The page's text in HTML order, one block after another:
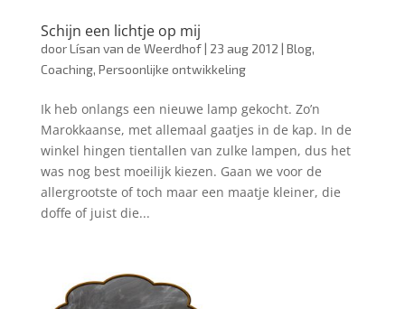
Schijn een lichtje op mij
doorLísan van de Weerdhof| 23 aug 2012 | Blog,
Coaching, Persoonlijke ontwikkeling
Ik heb onlangs een nieuwe lamp gekocht. Zo’n
Marokkaanse, met allemaal gaatjes in de kap. In de
winkel hingen tientallen van zulke lampen, dus het
was nog best moeilijk kiezen. Gaan we voor de
allergrootste of toch maar een maatje kleiner, die
doffe of juist die...